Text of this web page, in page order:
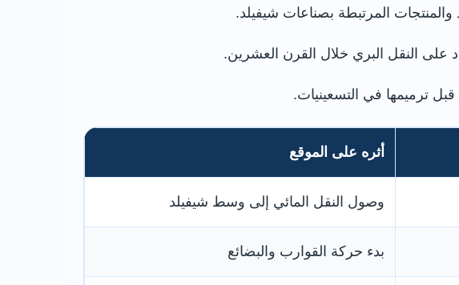
المرتبطة بصناعات شيفيلد.
على النقل البري خلال القرن العشرين.
أثره على الموقع
وصول النقل المائي إلى وسط شيفيلد
بدء حركة القوارب والبضائع